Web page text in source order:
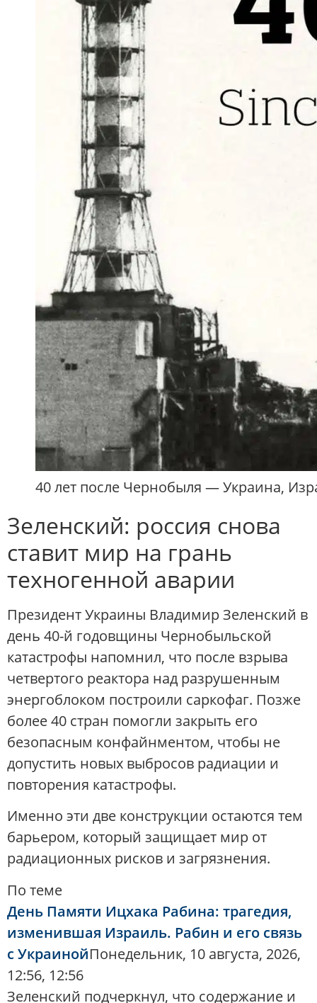
40 лет после Чернобыля — Украина,
Зеленский: россия снова
ставит мир на грань
техногенной аварии
Президент Украины Владимир Зеленский в
день 40-й годовщины Чернобыльской
катастрофы напомнил, что после взрыва
четвертого реактора над разрушенным
энергоблоком построили саркофаг. Позже
более 40 стран помогли закрыть его
безопасным конфайнментом, чтобы не
допустить новых выбросов радиации и
повторения катастрофы.
Именно эти две конструкции остаются тем
барьером, который защищает мир от
радиационных рисков и загрязнения.
По теме
День Памяти Ицхака Рабина: трагедия,
изменившая Израиль. Рабин и его связь
с УкраинойПонедельник, 10 августа, 2026,
12:56, 12:56
Зеленский подчеркнул, что содержание и